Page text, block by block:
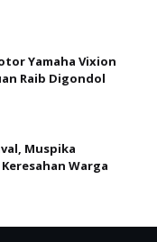
Yamaha Vixion
Raib Digondol
Muspika
Warga